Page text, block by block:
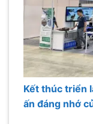
Kết thúc triển
ấn đáng nhớ